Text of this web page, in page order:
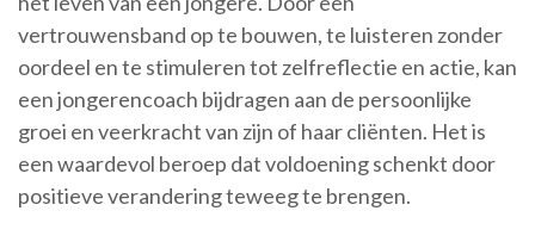
vertrouwensband op te bouwen, te luisteren zonder
oordeel en te stimuleren tot zelfreflectie en actie, kan
een jongerencoach bijdragen aan de persoonlijke
groei en veerkracht van zijn of haar cliënten. Het is
een waardevol beroep dat voldoening schenkt door
positieve verandering teweeg te brengen.